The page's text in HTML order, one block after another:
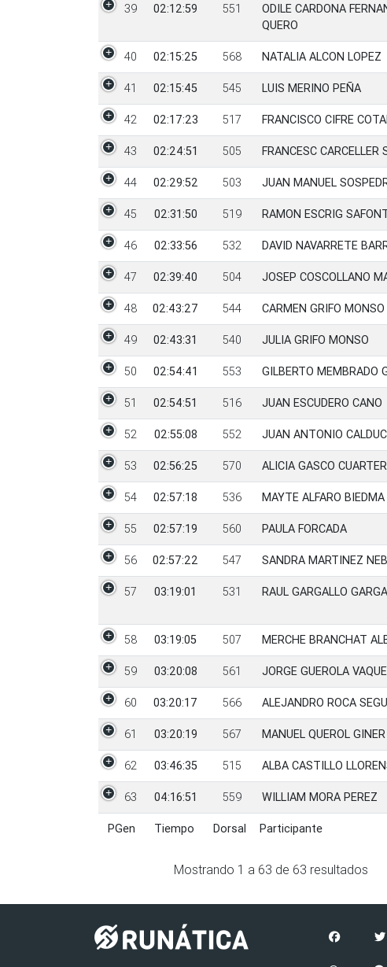
PGen Tiempo Dorsal Participante
39 02:12:59 551
ODILE CARDONA
QUERO
40 02:15:25 568 NATALIA ALCON LOPEZ
41 02:15:45 545 LUIS MERINO PEÑA
42 02:17:23 517 FRANCISCO CIFRE
43 02:24:51 505 FRANCESC CARCELLER
44 02:29:52 503 JUAN MANUEL
45 02:31:50 519 RAMON ESCRIG
46 02:33:56 532 DAVID NAVARRETE
47 02:39:40 504 JOSEP COSCOLLANO
48 02:43:27 544 CARMEN GRIFO MONSO
49 02:43:31 540 JULIA GRIFO MONSO
50 02:54:41 553 GILBERTO MEMBRADO
51 02:54:51 516 JUAN ESCUDERO CANO
52 02:55:08 552 JUAN ANTONIO
53 02:56:25 570 ALICIA GASCO
54 02:57:18 536 MAYTE ALFARO BIEDMA
55 02:57:19 560 PAULA FORCADA
56 02:57:22 547 SANDRA MARTINEZ
57 03:19:01 531 RAUL GARGALLO
58 03:19:05 507 MERCHE BRANCHAT
59 03:20:08 561 JORGE GUEROLA
60 03:20:17 566 ALEJANDRO ROCA
61 03:20:19 567 MANUEL QUEROL GINER
62 03:46:35 515 ALBA CASTILLO
63 04:16:51 559 WILLIAM MORA PEREZ
PGen Tiempo Dorsal Participante
Mostrando 1 a 63 de 63 resultados